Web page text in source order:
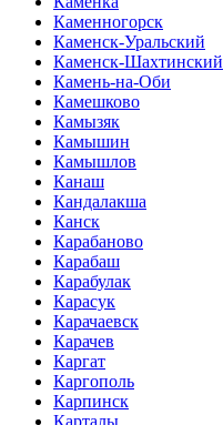
Каменногорск
Каменск-Уральский
Каменск-Шахтинский
Камень-на-Оби
Камешково
Камызяк
Камышин
Камышлов
Канаш
Кандалакша
Канск
Карабаново
Карабаш
Карабулак
Карасук
Карачаевск
Карачев
Каргат
Каргополь
Карпинск
Карталы